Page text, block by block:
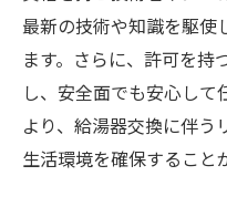
ないために
交換後に試運
異常を見極め
定期的なメン
異常が発生した
最新の技術や知識を駆使
ます。さらに、許可を持
し、安全面でも安心して
より、給湯器交換に伴う
生活環境を確保すること